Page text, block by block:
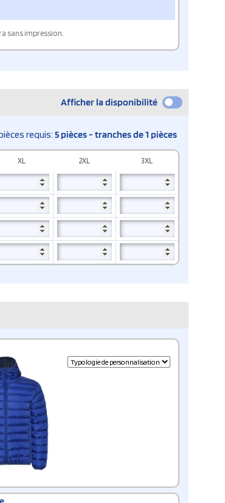
sans impression.
Afficher la disponibilité
requis: 5 pièces - tranches de 1 pièces
XL 2XL 3XL